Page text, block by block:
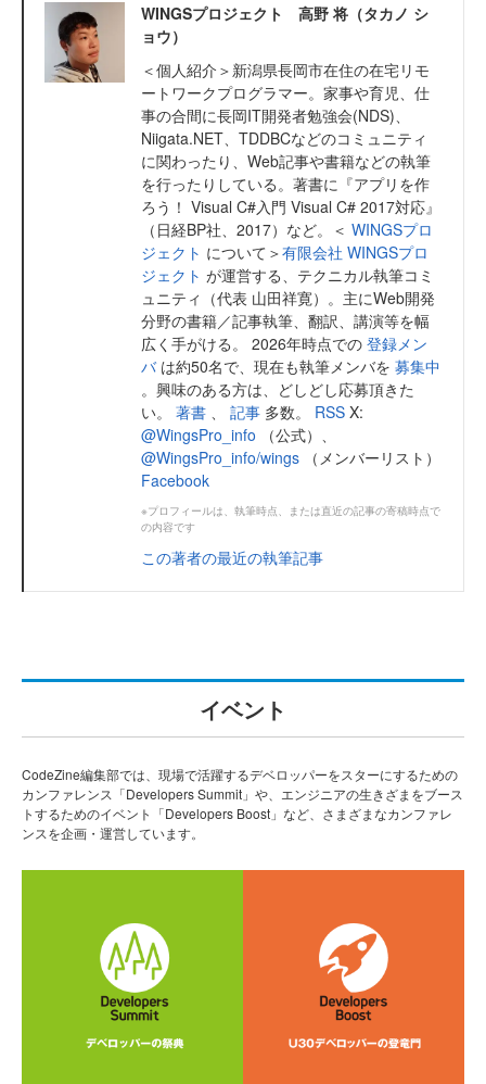
WINGSプロジェクト 高野 将（タカノ シ
ョウ）
＜個人紹介＞新潟県長岡市在住の在宅リモ
ートワークプログラマー。家事や育児、仕
事の合間に長岡IT開発者勉強会(NDS)、
Niigata.NET、TDDBCなどのコミュニティ
に関わったり、Web記事や書籍などの執筆
を行ったりしている。著書に『アプリを作
ろう！ Visual C#入門 Visual C# 2017対応』
（日経BP社、2017）など。＜ WINGSプロ
ジェクト について＞有限会社 WINGSプロ
ジェクト が運営する、テクニカル執筆コミ
ュニティ（代表 山田祥寛）。主にWeb開発
分野の書籍／記事執筆、翻訳、講演等を幅
広く手がける。 2026年時点での 登録メン
バ は約50名で、現在も執筆メンバを 募集中
。興味のある方は、どしどし応募頂きた
い。 著書 記事 多数。 RSS X:
@WingsPro_info
（公式）、
@WingsPro_info/wings
（メンバーリスト）
Facebook
※プロフィールは、執筆時点、または直近の記事の寄稿時点で
の内容です
この著者の最近の執筆記事
イベント
CodeZine編集部では、現場で活躍するデベロッパーをスターにするための
カンファレンス「Developers Summit」や、エンジニアの生きざまをブース
トするためのイベント「Developers Boost」など、さまざまなカンファレ
ンスを企画・運営しています。